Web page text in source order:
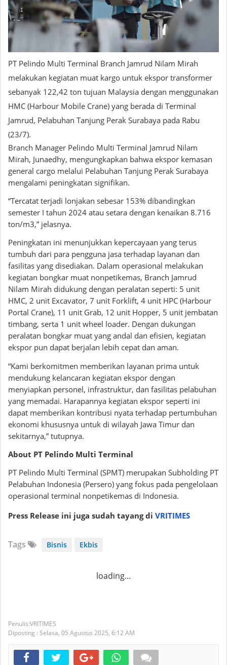
PT Pelindo Multi Terminal Branch Jamrud Nilam Mirah
melakukan kegiatan muat kargo untuk ekspor transformer
sebanyak 122,42 ton tujuan Malaysia dengan menggunakan
HMC (Harbour Mobile Crane) yang berada di Terminal
Jamrud, Pelabuhan Tanjung Perak Surabaya pada Rabu
(23/7).
Branch Manager Pelindo Multi Terminal Jamrud Nilam
Mirah, Junaedhy, mengungkapkan bahwa ekspor kemasan
general cargo melalui Pelabuhan Tanjung Perak Surabaya
mengalami peningkatan signifikan.
“Tercatat terjadi lonjakan sebesar 153% dibandingkan
semester I tahun 2024 atau setara dengan kenaikan 8.716
ton/m3,” jelasnya.
Peningkatan ini menunjukkan kepercayaan yang terus
tumbuh dari para pengguna jasa terhadap layanan dan
fasilitas yang disediakan. Dalam operasional melakukan
kegiatan bongkar muat nonpetikemas, Branch Jamrud
Nilam Mirah didukung dengan peralatan seperti: 5 unit
HMC, 2 unit Excavator, 7 unit Forklift, 4 unit HPC (Harbour
Portal Crane), 11 unit Grab, 12 unit Hopper, 5 unit jembatan
timbang, serta 1 unit wheel loader. Dengan dukungan
peralatan bongkar muat yang andal dan efisien, kegiatan
ekspor pun dapat berjalan lebih cepat dan aman.
“Kami berkomitmen memberikan layanan prima untuk
mendukung kelancaran kegiatan ekspor dengan
menyiapkan personel, infrastruktur, dan fasilitas pelabuhan
yang memadai. Harapannya kegiatan ekspor seperti ini
dapat memberikan kontribusi nyata terhadap pertumbuhan
ekonomi khususnya untuk di wilayah Jawa Timur dan
sekitarnya,” tutupnya.
About PT Pelindo Multi Terminal
PT Pelindo Multi Terminal (SPMT) merupakan Subholding PT
Pelabuhan Indonesia (Persero) yang fokus pada pengelolaan
operasional terminal nonpetikemas di Indonesia.
Press Release ini juga sudah tayang di VRITIMES
Tags Bisnis Ekbis
loading...
VRITIMES
Diposting : Selasa, 05 Agustus 2025, 6:12 AM